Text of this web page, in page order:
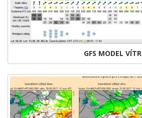
GFS MODEL VÍTR